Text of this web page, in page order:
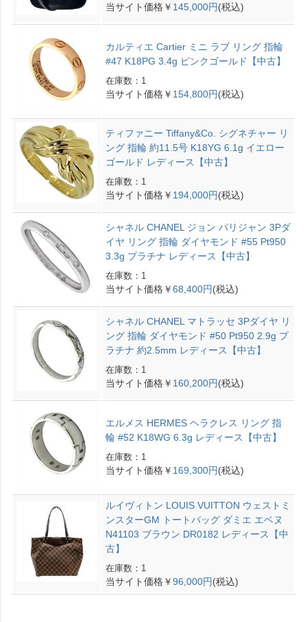
当サイト価格￥ 145,000円(税込)
カルティエ Cartier ミニ ラブ リング 指輪
#47 K18PG 3.4g ピンクゴールド【中古】
在庫数：1
当サイト価格￥ 154,800円(税込)
ティファニー Tiffany&Co. シグネチャー リ
ング 指輪 約11.5号 K18YG 6.1g イエロー
ゴールド レディース【中古】
在庫数：1
当サイト価格￥ 194,000円(税込)
シャネル CHANEL ジョン パリジャン 3Pダ
イヤ リング 指輪 ダイヤモンド #55 Pt950
3.3g プラチナ レディース【中古】
在庫数：1
当サイト価格￥68,400円(税込)
シャネル CHANEL マトラッセ 3Pダイヤ リ
ング 指輪 ダイヤモンド #50 Pt950 2.9g プ
ラチナ 約2.5mm レディース【中古】
在庫数：1
当サイト価格￥ 160,200円(税込)
エルメス HERMES ヘラクレス リング 指
輪 #52 K18WG 6.3g レディース【中古】
在庫数：1
当サイト価格￥ 169,300円(税込)
ルイヴィトン LOUIS VUITTON ウェストミ
ンスターGM トートバッグ ダミエ エベヌ
N41103 ブラウン DR0182 レディース【中
古】
在庫数：1
当サイト価格￥96,000円(税込)